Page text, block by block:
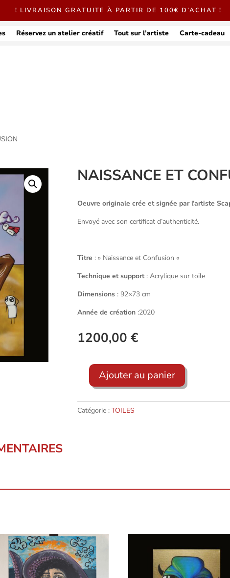
! LIVRAISON GRATUITE À PARTIR DE 100€ D’ACHAT !
Réservez un atelier créatif Tout sur l’artiste Carte-cadeau
NAISSANCE ET
Oeuvre originale crée et signée par l’artiste
Envoyé avec son certificat d’authenticité.
Titre : » Naissance et Confusion «
Technique et support : Acrylique sur toile
Dimensions : 92×73 cm
Année de création :2020
1200,00€
quantité
NAISSANCE
ET
Ajouter au panier
Catégorie :TOILES